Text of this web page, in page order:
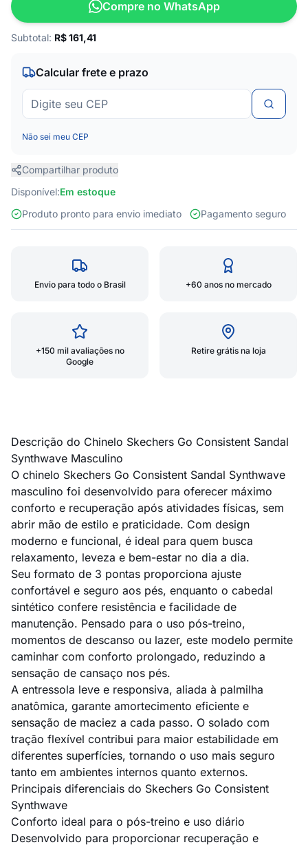
Compre no WhatsApp
Subtotal: R$161,41
Calcular frete e prazo
Não sei meu CEP
Compartilhar produto
Disponível:Em estoque
Produto pronto para envio imediato
Pagamento seguro
Envio para todo o Brasil +60 anos no mercado
+150 mil avaliações no
Google
Retire grátis na loja
Descrição do Chinelo Skechers Go Consistent Sandal
Synthwave Masculino
O chinelo Skechers Go Consistent Sandal Synthwave
masculino foi desenvolvido para oferecer máximo
conforto e recuperação após atividades físicas, sem
abrir mão de estilo e praticidade. Com design
moderno e funcional, é ideal para quem busca
relaxamento, leveza e bem-estar no dia a dia.
Seu formato de 3 pontas proporciona ajuste
confortável e seguro aos pés, enquanto o cabedal
sintético confere resistência e facilidade de
manutenção. Pensado para o uso pós-treino,
momentos de descanso ou lazer, este modelo permite
caminhar com conforto prolongado, reduzindo a
sensação de cansaço nos pés.
A entressola leve e responsiva, aliada à palmilha
anatômica, garante amortecimento eficiente e
sensação de maciez a cada passo. O solado com
tração flexível contribui para maior estabilidade em
diferentes superfícies, tornando o uso mais seguro
tanto em ambientes internos quanto externos.
Principais diferenciais do Skechers Go Consistent
Synthwave
Conforto ideal para o pós-treino e uso diário
Desenvolvido para proporcionar recuperação e